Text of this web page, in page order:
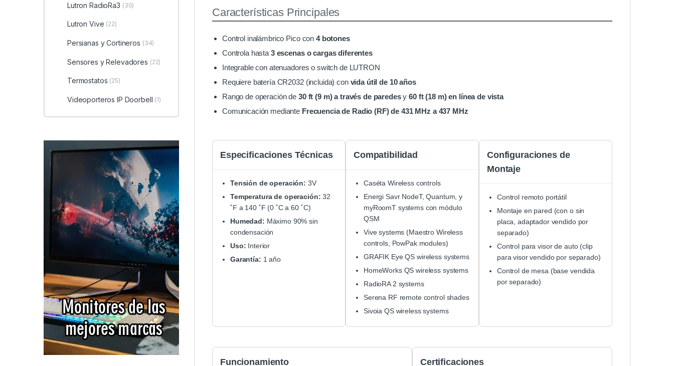
Características Principales
Control inalámbrico Pico con 4 botones
Controla hasta 3 escenas o cargas diferentes
Integrable con atenuadores o switch de LUTRON
Requiere batería CR2032 (incluida) con vida útil de 10 años
Rango de operación de 30 ft (9 m) a través de paredesy60 ft (18 m) en línea de vista
Comunicación mediante Frecuencia de Radio (RF) de 431 MHz a 437 MHz
Especificaciones Técnicas
Tensión de operación: 3V
Temperatura de operación: 32
˚F a 140 ˚F (0 ˚C a 60 ˚C)
Humedad: Máximo 90% sin
condensación
Uso: Interior
Garantía: 1 año
Compatibilidad
Caséta Wireless controls
Energi Savr NodeT, Quantum, y
myRoomT systems con módulo
QSM
Vive systems (Maestro Wireless
controls, PowPak modules)
GRAFIK Eye QS wireless systems
HomeWorks QS wireless systems
RadioRA 2 systems
Serena RF remote control shades
Sivoia QS wireless systems
Configuraciones de
Montaje
Control remoto portátil
Montaje en pared (con o sin
placa, adaptador vendido por
separado)
Control para visor de auto (clip
para visor vendido por separado)
Control de mesa (base vendida
por separado)
Funcionamiento Certificaciones
Lutron RadioRa3 (30)
Lutron Vive (22)
Persianas y Cortineros (34)
Sensores y Relevadores (22)
Termostatos (25)
Videoporteros IP Doorbell (1)